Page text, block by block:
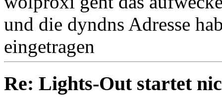
und die dyndns Adresse
eingetragen
Re: Lights-Out startet